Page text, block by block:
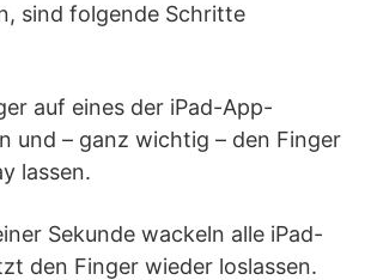
sind folgende Schritte
auf eines der iPad-App-
und – ganz wichtig – den Finger
lassen.
Sekunde wackeln alle iPad-
den Finger wieder loslassen.